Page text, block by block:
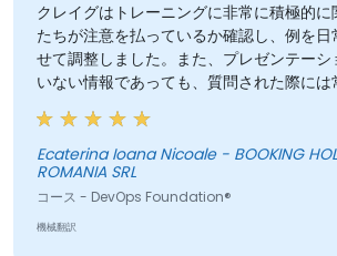
クレイグはトレーニングに非常に積極的
たちが注意を払っているか確認し、例を日
せて調整しました。また、プレゼンテーシ
いない情報であっても、質問された際には
してくれました。
Ecaterina Ioana Nicoale - BOOKING
ROMANIA SRL
コース - DevOps Foundation®
機械翻訳